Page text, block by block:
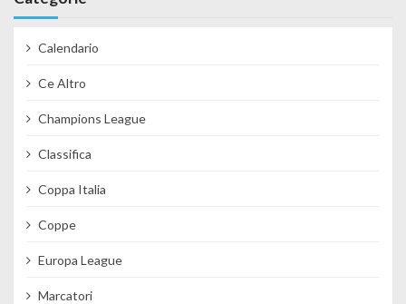
Calendario
Ce Altro
Champions League
Classifica
Coppa Italia
Coppe
Europa League
Marcatori